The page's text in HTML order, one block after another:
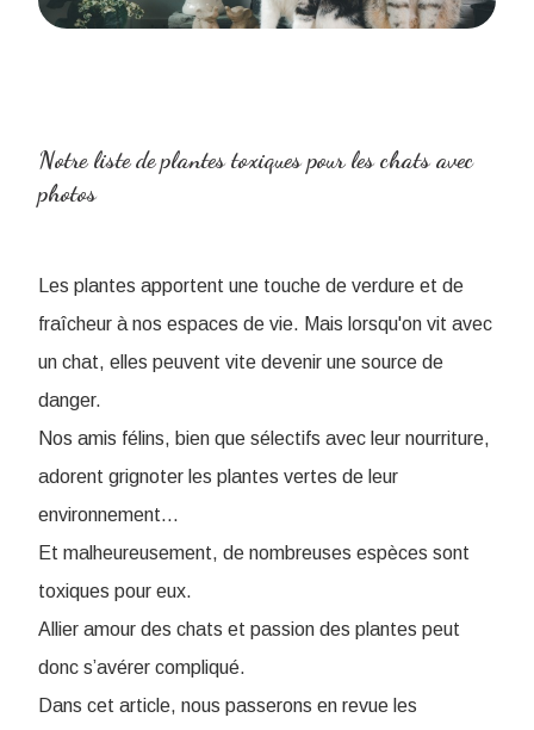
Notre liste de ​plantes toxiques pour les chats avec
photos
Les plantes apportent une touche de verdure et de
fraîcheur à nos espaces de vie. Mais lorsqu'on vit avec
un chat, elles peuvent vite devenir une source de
danger.
Nos amis félins, bien que sélectifs avec leur nourriture,
adorent grignoter les plantes vertes de leur
environnement…
Et malheureusement, de nombreuses espèces sont
toxiques pour eux.
Allier amour des chats et passion des plantes peut
donc s’avérer compliqué.
Dans cet article, nous passerons en revue les